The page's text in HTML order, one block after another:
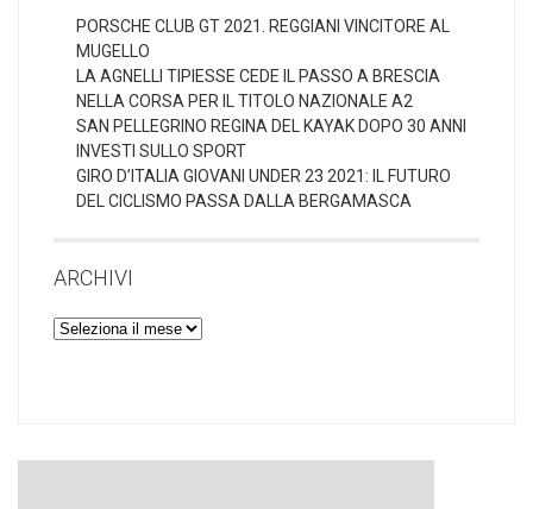
PORSCHE CLUB GT 2021. REGGIANI VINCITORE AL
MUGELLO
LA AGNELLI TIPIESSE CEDE IL PASSO A BRESCIA
NELLA CORSA PER IL TITOLO NAZIONALE A2
SAN PELLEGRINO REGINA DEL KAYAK DOPO 30 ANNI
INVESTI SULLO SPORT
GIRO D’ITALIA GIOVANI UNDER 23 2021: IL FUTURO
DEL CICLISMO PASSA DALLA BERGAMASCA
ARCHIVI
Archivi